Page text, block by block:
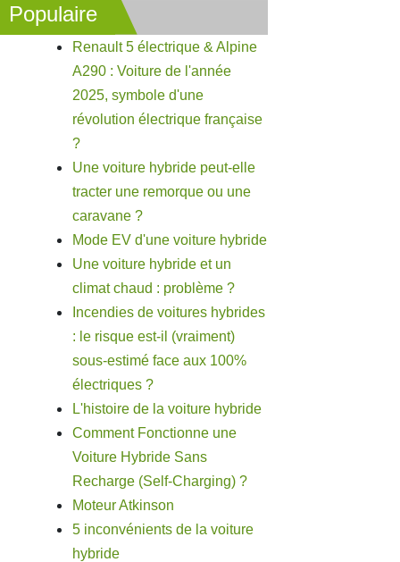
Populaire
Renault 5 électrique & Alpine
A290 : Voiture de l'année
2025, symbole d'une
révolution électrique française
?
Une voiture hybride peut-elle
tracter une remorque ou une
caravane ?
Mode EV d'une voiture hybride
Une voiture hybride et un
climat chaud : problème ?
Incendies de voitures hybrides
: le risque est-il (vraiment)
sous-estimé face aux 100%
électriques ?
L'histoire de la voiture hybride
Comment Fonctionne une
Voiture Hybride Sans
Recharge (Self-Charging) ?
Moteur Atkinson
5 inconvénients de la voiture
hybride